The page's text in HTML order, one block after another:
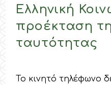
Ελληνική
προέκταση
ταυτότητας
Το κινητό τηλέφωνο